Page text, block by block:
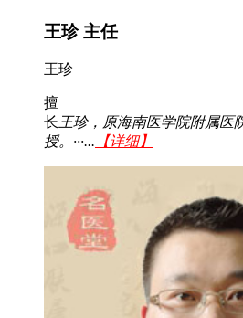
王珍 主任
王珍
擅
长王珍，原海南医学院附属医
授。···... 【详细】